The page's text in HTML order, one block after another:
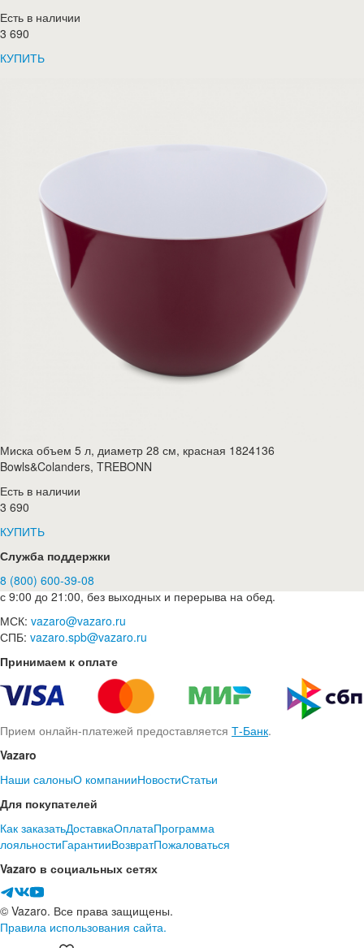
Есть в наличии
3 690
КУПИТЬ
Миска объем 5 л, диаметр 28 см, красная 1824136
Bowls&Colanders, TREBONN
Есть в наличии
3 690
КУПИТЬ
Служба поддержки
8 (800) 600-39-08
с 9:00 до 21:00, без выходных и перерыва на обед.
МСК: vazaro@vazaro.ru
СПБ: vazaro.spb@vazaro.ru
Принимаем к оплате
Прием онлайн-платежей предоставляется Т-Банк.
Vazaro
Наши салоныО компанииНовостиСтатьи
Для покупателей
Как заказатьДоставкаОплатаПрограмма
лояльностиГарантииВозвратПожаловаться
Vazaro в социальных сетях
© Vazaro. Все права защищены.
Правила использования сайта.